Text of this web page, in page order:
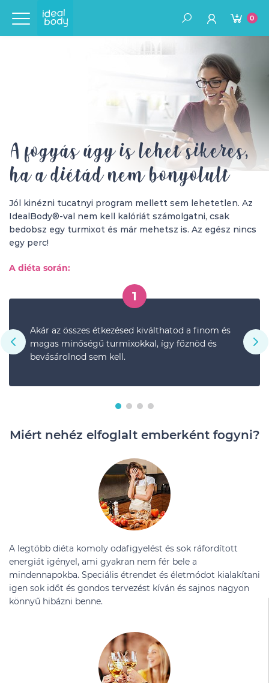
0
A fogyás úgy is lehet sikeres,
ha a diétád nem bonyolult
Jól kinézni tucatnyi program mellett sem lehetetlen. Az
IdealBody®-val nem kell kalóriát számolgatni, csak
bedobsz egy turmixot és már mehetsz is. Az egész nincs
egy perc!
A diéta során:
1
Akár az összes étkezésed kiválthatod a finom és
magas minőségű turmixokkal, így főznöd és
bevásárolnod sem kell.
Miért nehéz elfoglalt emberként fogyni?
A legtöbb diéta komoly odafigyelést és sok ráfordított
energiát igényel, ami gyakran nem fér bele a
mindennapokba. Speciális étrendet és életmódot kialakítani
igen sok időt és gondos tervezést kíván és sajnos nagyon
könnyű hibázni benne.